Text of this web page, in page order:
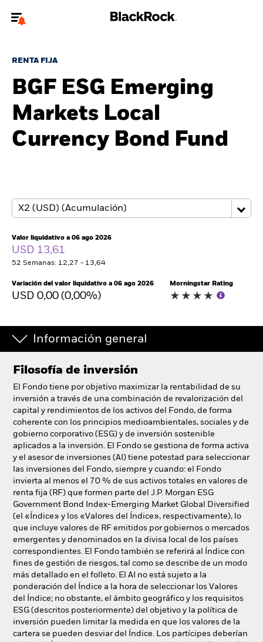
particulares.
relevante, por favor, actualiza tu tipo de usuario.
Quiénes somos
Productos
Educación
Particulares
Change location
iShares
Aladdin
Nuestra compañía
RENTA FIJA
BGF ESG Emerging
Markets Local
Currency Bond Fund
Valor liquidativo a 06 ago 2026
USD 13,61
52 Semanas: 12,27 - 13,64
Variación del valor liquidativo a 06 ago 2026
USD 0,00 (0,00%)
Morningstar Rating
Información general
Filosofía de inversión
El Fondo tiene por objetivo maximizar la rentabilidad de su
inversión a través de una combinación de revalorización del
capital y rendimientos de los activos del Fondo, de forma
coherente con los principios medioambientales, sociales y de
gobierno corporativo (ESG) y de inversión sostenible
aplicados a la inversión. El Fondo se gestiona de forma activa
y el asesor de inversiones (AI) tiene potestad para seleccionar
las inversiones del Fondo, siempre y cuando: el Fondo
invierta al menos el 70 % de sus activos totales en valores de
renta fija (RF) que formen parte del J.P. Morgan ESG
Government Bond Index-Emerging Market Global Diversified
(el «Índice» y los «Valores del Índice», respectivamente), lo
que incluye valores de RF emitidos por gobiernos o mercados
emergentes y denominados en la divisa local de los países
correspondientes. El Fondo también se referirá al Índice con
fines de gestión de riesgos, tal como se describe de un modo
más detallado en el folleto. El AI no está sujeto a la
ponderación del Índice a la hora de seleccionar los Valores
del Índice; no obstante, el ámbito geográfico y los requisitos
ESG (descritos posteriormente) del objetivo y la política de
inversión pueden limitar la medida en que los valores de la
cartera se pueden desviar del Índice. Los partícipes deberían